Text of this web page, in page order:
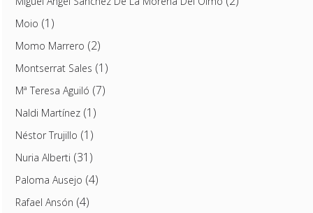
Moio (1)
Momo Marrero (2)
Montserrat Sales (1)
Mª Teresa Aguiló (7)
Naldi Martínez(1)
Néstor Trujillo (1)
Nuria Alberti (31)
Paloma Ausejo (4)
Rafael Ansón (4)